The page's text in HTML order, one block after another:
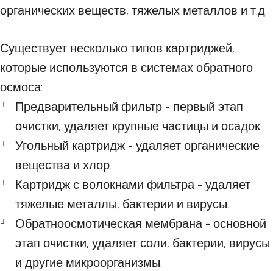
органических веществ, тяжелых металлов и т.д.
Существует несколько типов картриджей,
которые используются в системах обратного
осмоса:
Предварительный фильтр - первый этап
очистки, удаляет крупные частицы и осадок.
Угольный картридж - удаляет органические
вещества и хлор.
Картридж с волокнами фильтра - удаляет
тяжелые металлы, бактерии и вирусы.
Обратноосмотическая мембрана - основной
этап очистки, удаляет соли, бактерии, вирусы
и другие микроорганизмы.